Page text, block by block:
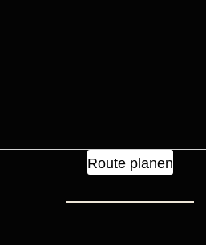
Route planen